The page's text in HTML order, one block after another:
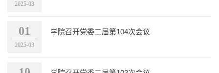
2025-03
01
2025-03
学院召开党委二届第104次会议